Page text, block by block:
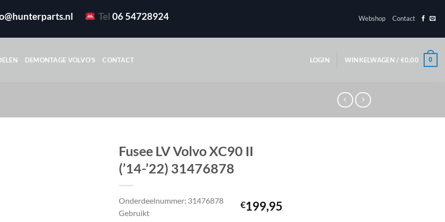
Tel 06 54728924 Webshop Contact
DEMONTAGE VOLVO’S CONTACT LOGIN WINKELWAGEN / €0,00 0
Fusee LV Volvo XC90 II
(’14-’22) 31476878
€199,95
Onderdeelnummer: 31476878
Gebruikt